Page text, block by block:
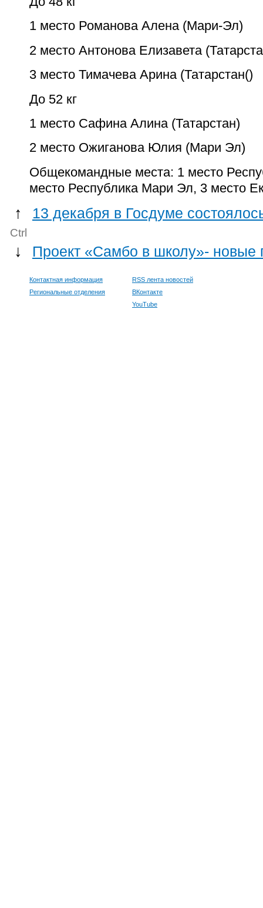
1 место Романова Алена (Мари-Эл)
2 место Антонова Елизавета
3 место Тимачева Арина (Татарстан()
До 52 кг
1 место Сафина Алина (Татарстан)
2 место Ожиганова Юлия (Мари Эл)
Общекомандные места: 1 место
место Республика Мари Эл, 3 место
↑ 13 декабря в Госдуме
Ctrl
↓ Проект «Самбо в школу»- новые
Контактная информация
Региональные отделения
RSS лента новостей
ВКонтакте
YouTube